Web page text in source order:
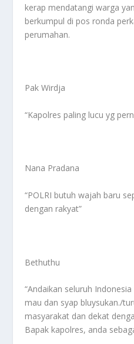
kerap mendatangi warga
berkumpul di pos ronda
perumahan.
Pak Wirdja
“Kapolres paling lucu yg
Nana Pradana
“POLRI butuh wajah baru
dengan rakyat”
Bethuthu
“Andaikan seluruh
mau dan syap bluysukan./
masyarakat dan dekat
Bapak kapolres, anda